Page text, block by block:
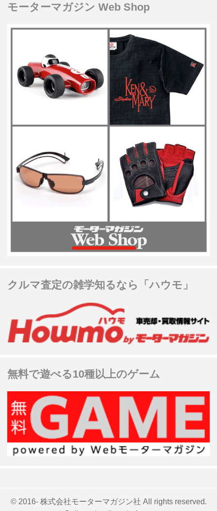
モーターマガジン Web Shop
クルマ査定の雑学知るなら「ハウモ」
無料で遊べる10種以上のゲーム
© 2016- 株式会社モーターマガジン社 All rights reserved.